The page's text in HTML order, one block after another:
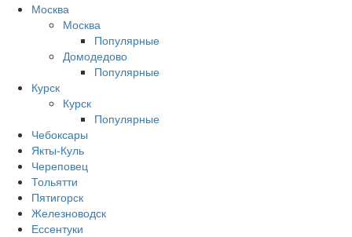
Москва
Москва
Популярные
Домодедово
Популярные
Курск
Курск
Популярные
Чебоксары
Якты-Куль
Череповец
Тольятти
Пятигорск
Железноводск
Ессентуки